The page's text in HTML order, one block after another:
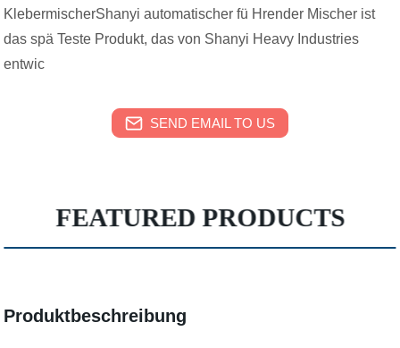
KlebermischerShanyi automatischer fü Hrender Mischer ist
das spä Teste Produkt, das von Shanyi Heavy Industries
entwic
SEND EMAIL TO US
FEATURED PRODUCTS
Produktbeschreibung